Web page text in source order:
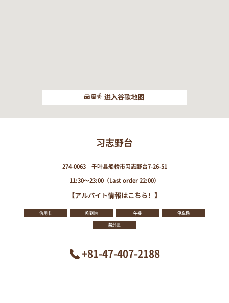
进入谷歌地图
习志野台
274-0063 千叶县船桥市习志野台7-26-51
11:30～23:00（Last order 22:00）
【アルバイト情報はこちら！】
信用卡 吃到飽 午餐 停车场
禁菸區
+81-47-407-2188